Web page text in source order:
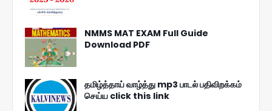
NMMS MAT EXAM Full Guide
Download PDF
தமிழ்த்தாய் வாழ்த்து mp3 பாடல் பதிவிறக்கம்
செய்ய click this link